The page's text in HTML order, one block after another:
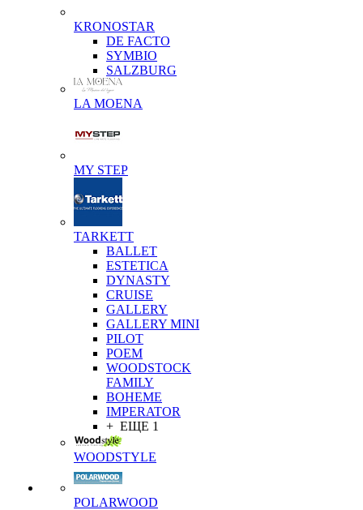
KRONOSTAR
DE FACTO
SYMBIO
SALZBURG
LA MOENA
MY STEP
TARKETT
BALLET
ESTETICA
DYNASTY
CRUISE
GALLERY
GALLERY MINI
PILOT
POEM
WOODSTOCK
FAMILY
BOHEME
IMPERATOR
+ ЕЩЕ 1
WOODSTYLE
POLARWOOD